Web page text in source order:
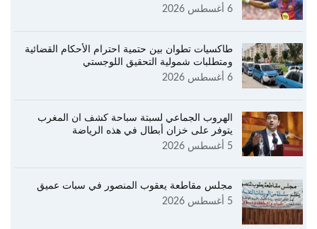
6 أغسطس 2026
طاكسيات تطوان بين حتمية احترام الأحكام القضائية
ومتطلبات شمولية التحقيق اللوجستي
6 أغسطس 2026
الهروب الجماعي لسبتة سباحة كشف ان المغرب
يتوفر على خزان أبطال في هذه الرياضة
5 أغسطس 2026
مجلس مقاطعة يعقوب المنصور في سبات عميق
5 أغسطس 2026